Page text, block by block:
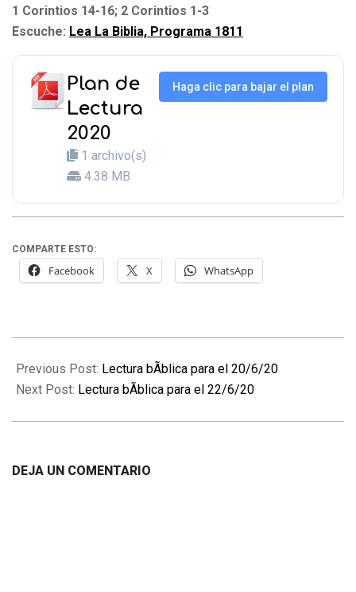
1 Corintios 14-16; 2 Corintios 1-3
Escuche: Lea La Biblia, Programa 1811
Plan de
Lectura
2020
1 archivo(s)
4.38 MB
Haga clic para bajar el plan
COMPARTE ESTO:
Facebook X WhatsApp
06-
21
Previous Post: Lectura bÃ­blica para el 20/6/20
Next Post: Lectura bÃ­blica para el 22/6/20
DEJA UN COMENTARIO